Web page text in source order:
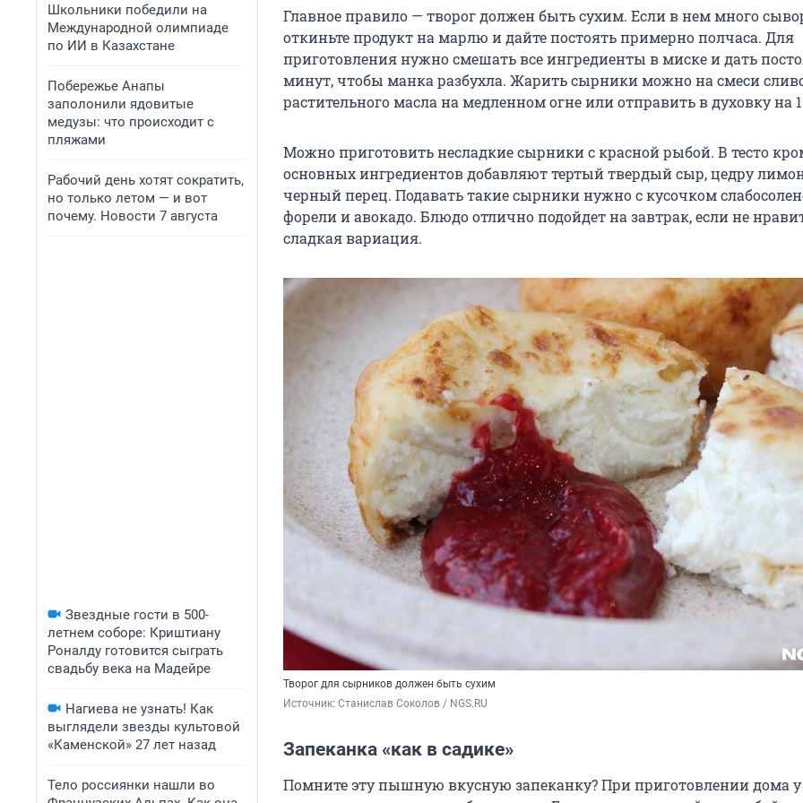
Школьники победили на
Международной олимпиаде
по ИИ в Казахстане
Побережье Анапы
заполонили ядовитые
медузы: что происходит с
пляжами
Рабочий день хотят сократить,
но только летом — и вот
почему. Новости 7 августа
Звездные гости в 500-
летнем соборе: Криштиану
Роналду готовится сыграть
свадьбу века на Мадейре
Нагиева не узнать! Как
выглядели звезды культовой
«Каменской» 27 лет назад
Тело россиянки нашли во
Главное правило — творог должен быть сухим. Если в нем много
откиньте продукт на марлю и дайте постоять примерно полчаса. Для
приготовления нужно смешать все ингредиенты в миске и дать
минут, чтобы манка разбухла. Жарить сырники можно на смеси
растительного масла на медленном огне или отправить в духовку на
Можно приготовить несладкие сырники с красной рыбой. В тесто
основных ингредиентов добавляют тертый твердый сыр, цедру
черный перец. Подавать такие сырники нужно с кусочком
форели и авокадо. Блюдо отлично подойдет на завтрак, если не
сладкая вариация.
Творог для сырников должен быть сухим
Источник: Станислав Соколов / NGS.RU
Запеканка «как в садике»
Помните эту пышную вкусную запеканку? При приготовлении дома